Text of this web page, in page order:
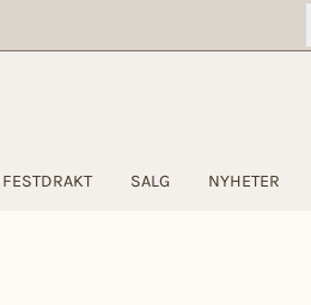
FESTDRAKT SALG NYHETER